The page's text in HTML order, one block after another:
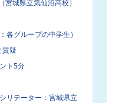
宮城県立気仙沼高校）
各グループの中学生）
質疑
ト5分
リテーター：宮城県立